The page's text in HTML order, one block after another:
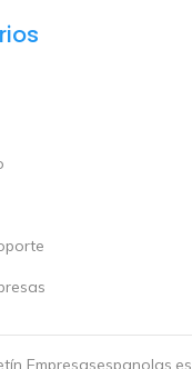
Empresasespanolas.es